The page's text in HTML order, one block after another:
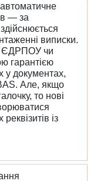
— за
виписки.
ЄДРПОУ чи
гарантією
у документах,
Але, якщо
то нові
із